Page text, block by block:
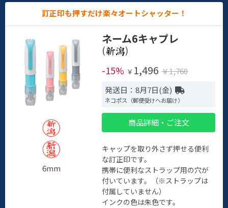
訂正印も押すだけ楽々オートシャッター！
6mm
ネーム6キャプレ
(
)
-15% ￥ 1,496 ￥1,760
発送日：8月7日(金)
ネコポス（郵便受けへお届け）
商品詳細・ご注文
キャップを取り外さず押せる便利
な訂正印です。
携帯に便利なストラップ用の穴が
付いています。（※ストラップは
付属していません）
インクの色は朱色です。